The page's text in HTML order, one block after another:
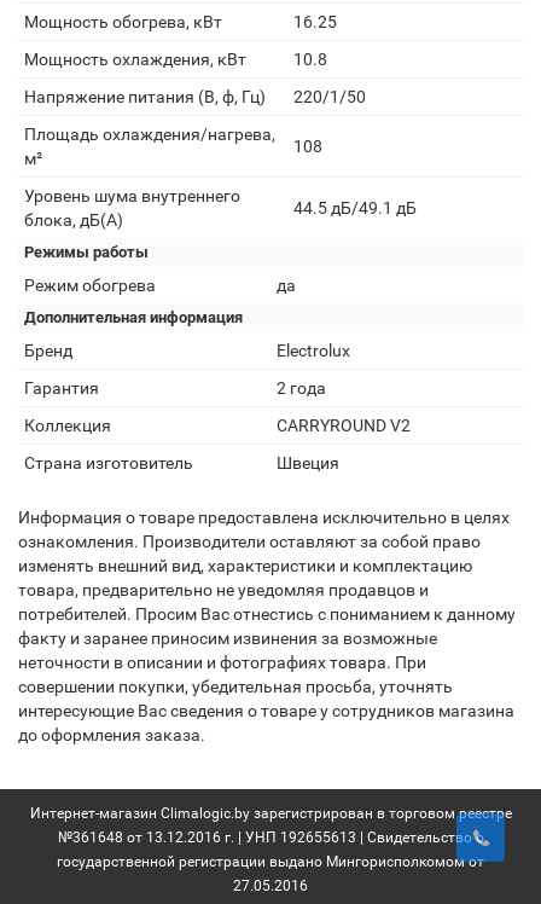
Мощность обогрева, кВт
16.25
Мощность охлаждения, кВт
10.8
Напряжение питания (В, ф, Гц)
220/1/50
Площадь охлаждения/нагрева,
м²
108
Уровень шума внутреннего
блока, дБ(А)
44.5 дБ/49.1 дБ
Режимы работы
Режим обогрева да
Дополнительная информация
Бренд
Electrolux
Гарантия
2 года
Коллекция
CARRYROUND V2
Страна изготовитель
Швеция
Информация о товаре предоставлена исключительно в целях
ознакомления. Производители оставляют за собой право
изменять внешний вид, характеристики и комплектацию
товара, предварительно не уведомляя продавцов и
потребителей. Просим Вас отнестись с пониманием к данному
факту и заранее приносим извинения за возможные
неточности в описании и фотографиях товара. При
совершении покупки, убедительная просьба, уточнять
интересующие Вас сведения о товаре у сотрудников магазина
до оформления заказа.
Интернет-магазин Climalogic.by зарегистрирован в торговом реестре
№361648 от 13.12.2016 г. | УНП 192655613 | Свидетельство о
государственной регистрации выдано Мингорисполкомом от
27.05.2016